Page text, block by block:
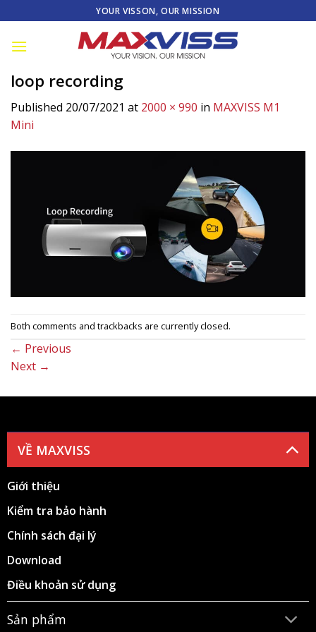
to
content
YOUR VISSON, OUR MISSION
loop recording
Published 20/07/2021 at 2000 × 990 in MAXVISS M1
Mini
Both comments and trackbacks are currently closed.
← Previous
Next →
VỀ MAXVISS
Giới thiệu
Kiểm tra bảo hành
Chính sách đại lý
Download
Điều khoản sử dụng
Sản phẩm